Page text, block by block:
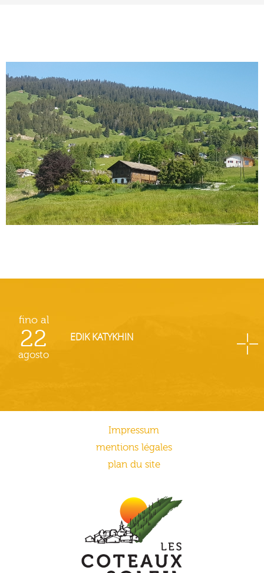
fino al
22
agosto
EDIK KATYKHIN
Impressum
mentions légales
plan du site